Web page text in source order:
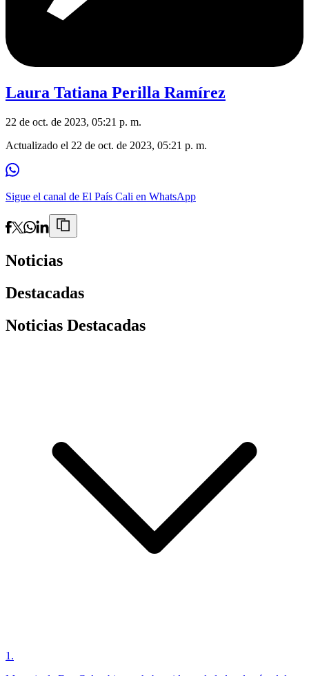
Laura Tatiana Perilla Ramírez
22 de oct. de 2023, 05:21 p. m.
Actualizado el 22 de oct. de 2023, 05:21 p. m.
Sigue el canal de El País Cali en WhatsApp
Noticias
Destacadas
Noticias Destacadas
1 .